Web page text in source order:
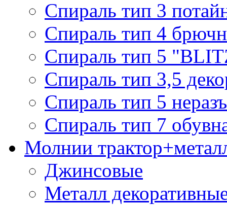
Спираль тип 3
Спираль тип 4
Спираль тип 5
Спираль тип 3,5
Спираль тип 5
Спираль тип 7
Молнии
Джинсовые
Металл